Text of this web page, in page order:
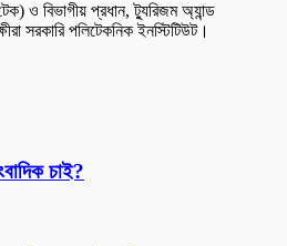
ও বিভাগীয় প্রধান, ট্যুরিজম অ্যান্ড
সরকারি পলিটেকনিক ইনস্টিটিউট।
চাই?